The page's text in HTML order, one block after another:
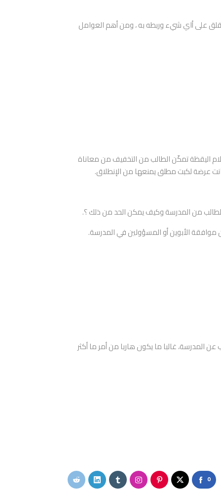
على أاي شيء وربطه به ، ومن أهم العوامل
اليقظة تمكّن الطالب من التخفيف من معاناة
كانت عرضة لكبت مطلق يمنعها من الإنطلاق.
من المدرسة وكيف يمكن الحد من ذلك ؟.
عن المدرسة دون عذر قانوني، ودون موافقة الأبوين أو المسؤولين في المدرسة.
المدرسة، غالبا ما يكون هاربا من أمر ما أكثر
0